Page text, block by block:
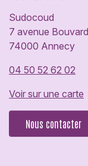
Sudocoud
7 avenue Bouvard
74000 Annecy
04 50 52 62 02
Voir sur une carte
Nous contacter